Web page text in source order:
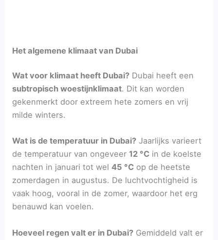
Het algemene klimaat van Dubai
Wat voor klimaat heeft Dubai? Dubai heeft een
subtropisch woestijnklimaat. Dit kan worden
gekenmerkt door extreem hete zomers en vrij
milde winters.
Wat is de temperatuur in Dubai? Jaarlijks varieert
de temperatuur van ongeveer 12 °C in de koelste
nachten in januari tot wel45 °C op de heetste
zomerdagen in augustus. De luchtvochtigheid is
vaak hoog, vooral in de zomer, waardoor het erg
benauwd kan voelen.
Hoeveel regen valt er in Dubai? Gemiddeld valt er